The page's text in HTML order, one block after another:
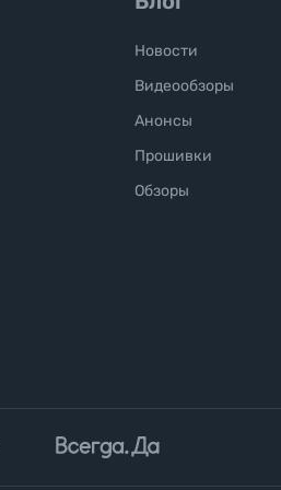
Новости
Видеообзоры
Анонсы
Прошивки
Обзоры